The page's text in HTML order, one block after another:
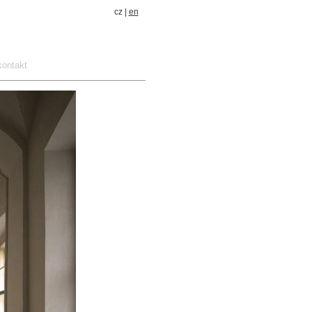
cz | en